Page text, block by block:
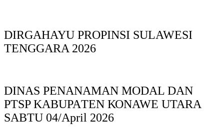
DIRGAHAYU PROPINSI SULAWESI
TENGGARA 2026
DINAS PΕΝΑΝΑΜAN MODAL DAN
PTSP KABUPAΤΕΝ ΚΟNAWE UTARA
SABTU 04/April 2026